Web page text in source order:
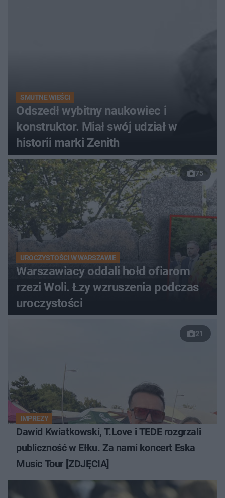
SMUTNE WIEŚCI
Odszedł wybitny naukowiec i
konstruktor. Miał swój udział w
historii marki Zenith
75
UROCZYSTOŚCI W WARSZAWIE
Warszawiacy oddali hołd ofiarom
rzezi Woli. Łzy wzruszenia podczas
uroczystości
21
IMPREZY
Dawid Kwiatkowski, T.Love i TEDE rozgrzali
publiczność w Ełku. Za nami koncert Eska
Music Tour [ZDJĘCIA]